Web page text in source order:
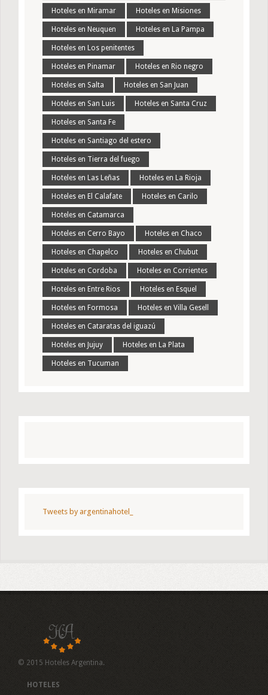
Hoteles en Miramar Hoteles en Misiones
Hoteles en Neuquen Hoteles en La Pampa
Hoteles en Los penitentes
Hoteles en Pinamar Hoteles en Rio negro
Hoteles en Salta Hoteles en San Juan
Hoteles en San Luis Hoteles en Santa Cruz
Hoteles en Santa Fe
Hoteles en Santiago del estero
Hoteles en Tierra del fuego
Hoteles en Las Leñas Hoteles en La Rioja
Hoteles en El Calafate Hoteles en Carilo
Hoteles en Catamarca
Hoteles en Cerro Bayo Hoteles en Chaco
Hoteles en Chapelco Hoteles en Chubut
Hoteles en Cordoba Hoteles en Corrientes
Hoteles en Entre Rios Hoteles en Esquel
Hoteles en Formosa Hoteles en Villa Gesell
Hoteles en Cataratas del iguazú
Hoteles en Jujuy Hoteles en La Plata
Hoteles en Tucuman
Tweets by argentinahotel_
© 2015 Hoteles Argentina.
HOTELES